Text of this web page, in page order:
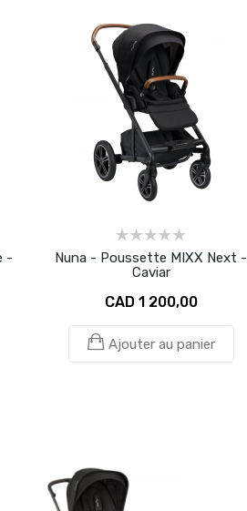
-
Nuna - Poussette MIXX Next -
Caviar
CAD 1 200,00
Ajouter au panier